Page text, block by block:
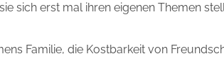
sich erst mal ihren eigenen Themen
Familie, die Kostbarkeit von